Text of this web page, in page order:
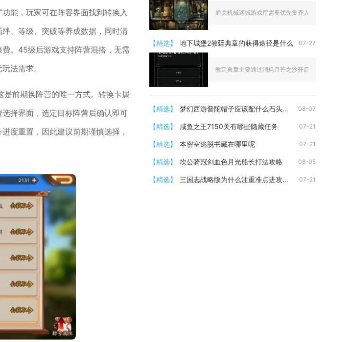
能，玩家可在阵容界面找到转换入
、等级、突破等养成数据，同时清
。45级后游戏支持阵营混搭，无需
法需求。
前期换阵营的唯一方式。转换卡属
择界面，选定目标阵营后确认即可
度重置，因此建议前期谨慎选择，
通关机械迷城游戏厅需要优先集齐入场道具、分层
【精选】 地下城堡2教廷典章的获得途径是什么 07-27
教廷典章主要通过消耗月芒之沙开启图3失落王城的
【精选】 梦幻西游普陀帽子应该配什么石头呢 08-07
【精选】 咸鱼之王7150关有哪些隐藏任务 07-21
【精选】 本密室逃脱书藏在哪里呢 07-21
【精选】 坎公骑冠剑血色月光船长打法攻略 08-05
【精选】 三国志战略版为什么注重准点进攻城池 07-21